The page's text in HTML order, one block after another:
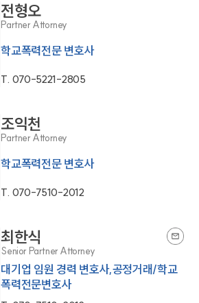
전형오
Partner Attorney
학교폭력전문 변호사
T. 070-5221-2805
조익천
Partner Attorney
학교폭력전문 변호사
T. 070-7510-2012
최한식
Senior Partner Attorney
대기업 임원 경력 변호사,공정거래/학교
폭력전문변호사